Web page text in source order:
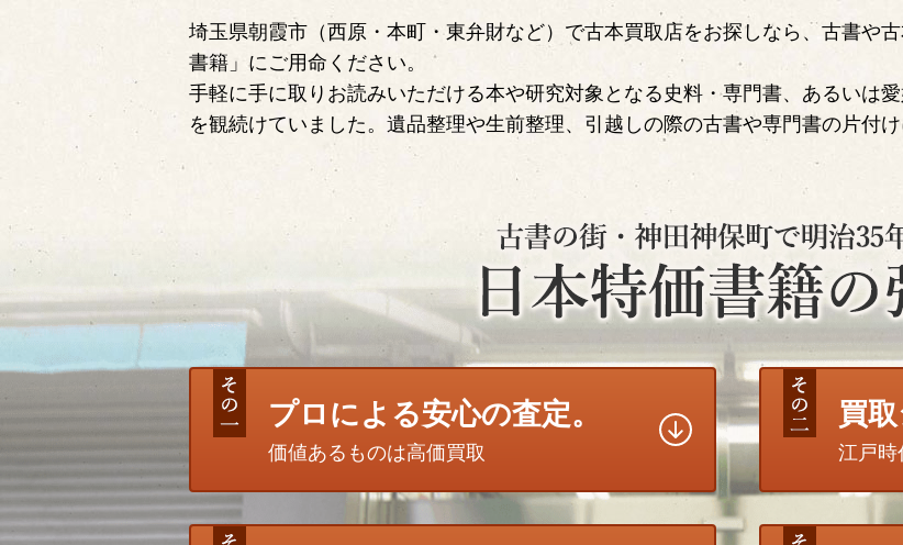
埼玉県朝霞市（西原・本町・東弁財など）で古本買取店をお探しなら、古書や
書籍」にご用命ください。
手軽に手に取りお読みいただける本や研究対象となる史料・専門書、あるいは
を観続けていました。遺品整理や生前整理、引越しの際の古書や専門書の片付け
プロによる安心の査定。
価値あるものは高価買取
買
江戸時